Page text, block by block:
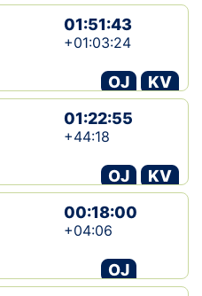
01:51:43
+01:03:24
OJ
KV
01:22:55
+44:18
OJ
KV
00:18:00
+04:06
OJ